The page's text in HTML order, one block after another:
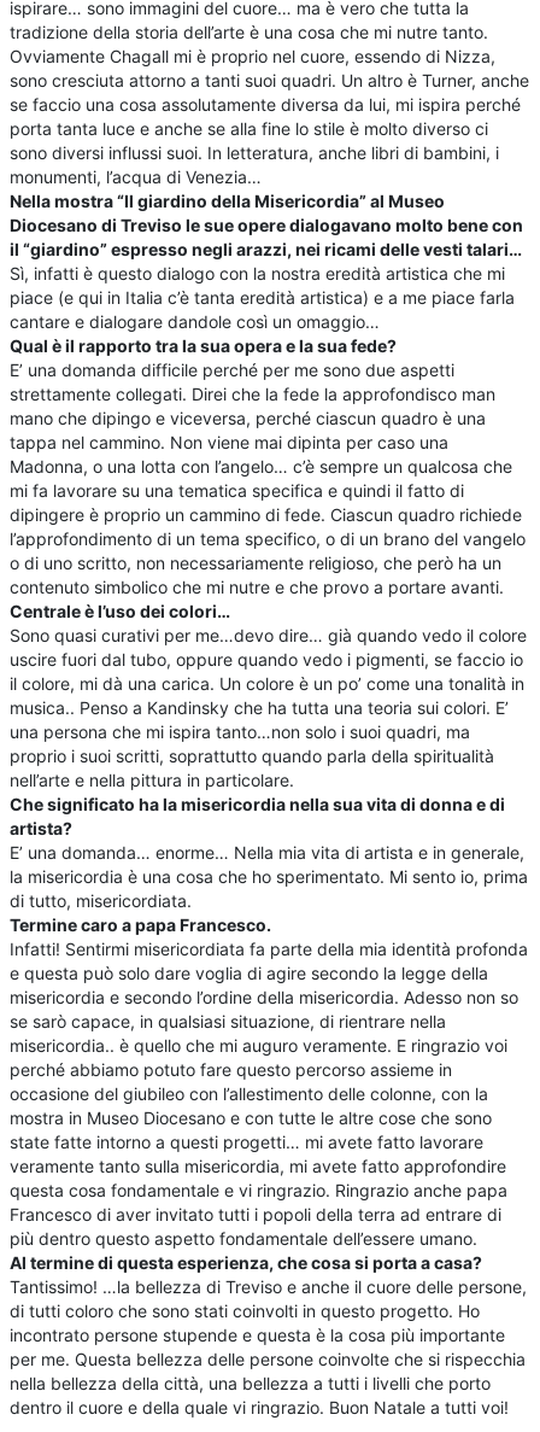
ispirare… sono immagini del cuore… ma è vero che tutta la
tradizione della storia dell’arte è una cosa che mi nutre tanto.
Ovviamente Chagall mi è proprio nel cuore, essendo di Nizza,
sono cresciuta attorno a tanti suoi quadri. Un altro è Turner, anche
se faccio una cosa assolutamente diversa da lui, mi ispira perché
porta tanta luce e anche se alla fine lo stile è molto diverso ci
sono diversi influssi suoi. In letteratura, anche libri di bambini, i
monumenti, l’acqua di Venezia…
Nella mostra “Il giardino della Misericordia” al Museo
Diocesano di Treviso le sue opere dialogavano molto bene con
il “giardino” espresso negli arazzi, nei ricami delle vesti talari…
Sì, infatti è questo dialogo con la nostra eredità artistica che mi
piace (e qui in Italia c’è tanta eredità artistica) e a me piace farla
cantare e dialogare dandole così un omaggio…
Qual è il rapporto tra la sua opera e la sua fede?
E’ una domanda difficile perché per me sono due aspetti
strettamente collegati. Direi che la fede la approfondisco man
mano che dipingo e viceversa, perché ciascun quadro è una
tappa nel cammino. Non viene mai dipinta per caso una
Madonna, o una lotta con l’angelo… c’è sempre un qualcosa che
mi fa lavorare su una tematica specifica e quindi il fatto di
dipingere è proprio un cammino di fede. Ciascun quadro richiede
l’approfondimento di un tema specifico, o di un brano del vangelo
o di uno scritto, non necessariamente religioso, che però ha un
contenuto simbolico che mi nutre e che provo a portare avanti.
Centrale è l’uso dei colori…
Sono quasi curativi per me…devo dire… già quando vedo il colore
uscire fuori dal tubo, oppure quando vedo i pigmenti, se faccio io
il colore, mi dà una carica. Un colore è un po’ come una tonalità in
musica.. Penso a Kandinsky che ha tutta una teoria sui colori. E’
una persona che mi ispira tanto…non solo i suoi quadri, ma
proprio i suoi scritti, soprattutto quando parla della spiritualità
nell’arte e nella pittura in particolare.
Che significato ha la misericordia nella sua vita di donna e di
artista?
E’ una domanda… enorme… Nella mia vita di artista e in generale,
la misericordia è una cosa che ho sperimentato. Mi sento io, prima
di tutto, misericordiata.
Termine caro a papa Francesco.
Infatti! Sentirmi misericordiata fa parte della mia identità profonda
e questa può solo dare voglia di agire secondo la legge della
misericordia e secondo l’ordine della misericordia. Adesso non so
se sarò capace, in qualsiasi situazione, di rientrare nella
misericordia.. è quello che mi auguro veramente. E ringrazio voi
perché abbiamo potuto fare questo percorso assieme in
occasione del giubileo con l’allestimento delle colonne, con la
mostra in Museo Diocesano e con tutte le altre cose che sono
state fatte intorno a questi progetti… mi avete fatto lavorare
veramente tanto sulla misericordia, mi avete fatto approfondire
questa cosa fondamentale e vi ringrazio. Ringrazio anche papa
Francesco di aver invitato tutti i popoli della terra ad entrare di
più dentro questo aspetto fondamentale dell’essere umano.
Al termine di questa esperienza, che cosa si porta a casa?
Tantissimo! …la bellezza di Treviso e anche il cuore delle persone,
di tutti coloro che sono stati coinvolti in questo progetto. Ho
incontrato persone stupende e questa è la cosa più importante
per me. Questa bellezza delle persone coinvolte che si rispecchia
nella bellezza della città, una bellezza a tutti i livelli che porto
dentro il cuore e della quale vi ringrazio. Buon Natale a tutti voi!